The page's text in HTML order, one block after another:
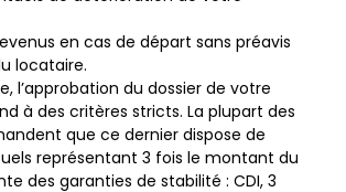
en cas de départ sans préavis
locataire.
l’approbation du dossier de votre
à des critères stricts. La plupart des
que ce dernier dispose de
représentant 3 fois le montant du
des garanties de stabilité : CDI, 3